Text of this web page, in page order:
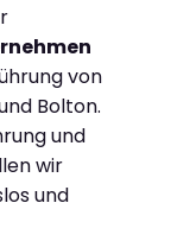
von
Bolton.
und
wir
und